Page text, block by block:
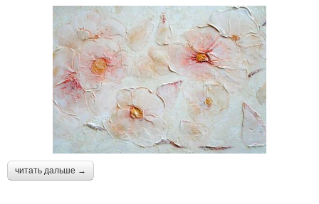
читать дальше →